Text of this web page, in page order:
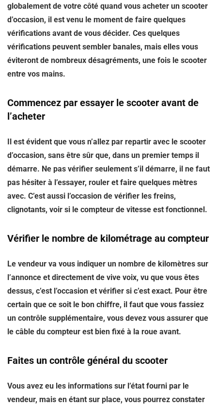
globalement de votre côté quand vous acheter un scooter
d’occasion, il est venu le moment de faire quelques
vérifications avant de vous décider. Ces quelques
vérifications peuvent sembler banales, mais elles vous
éviteront de nombreux désagréments, une fois le scooter
entre vos mains.
Commencez par essayer le scooter avant de
l’acheter
Il est évident que vous n’allez par repartir avec le scooter
d’occasion, sans être sûr que, dans un premier temps il
démarre. Ne pas vérifier seulement s’il démarre, il ne faut
pas hésiter à l’essayer, rouler et faire quelques mètres
avec. C’est aussi l’occasion de vérifier les freins,
clignotants, voir si le compteur de vitesse est fonctionnel.
Vérifier le nombre de kilométrage au compteur
Le vendeur va vous indiquer un nombre de kilomètres sur
l’annonce et directement de vive voix, vu que vous êtes
dessus, c’est l’occasion et vérifier si c’est exact. Pour être
certain que ce soit le bon chiffre, il faut que vous fassiez
un contrôle supplémentaire, vous devez vous assurer que
le câble du compteur est bien fixé à la roue avant.
Faites un contrôle général du scooter
Vous avez eu les informations sur l’état fourni par le
vendeur, mais en étant sur place, vous pourrez constater